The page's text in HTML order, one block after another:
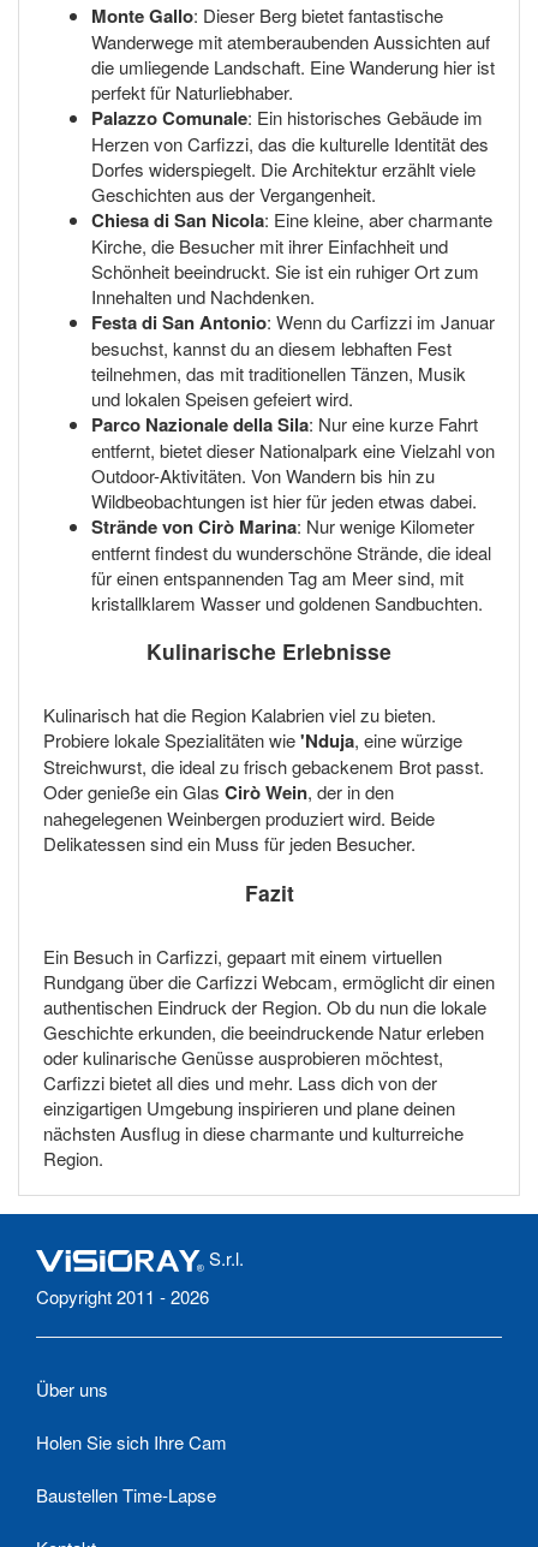
Monte Gallo: Dieser Berg bietet fantastische
Wanderwege mit atemberaubenden Aussichten auf
die umliegende Landschaft. Eine Wanderung hier ist
perfekt für Naturliebhaber.
Palazzo Comunale: Ein historisches Gebäude im
Herzen von Carfizzi, das die kulturelle Identität des
Dorfes widerspiegelt. Die Architektur erzählt viele
Geschichten aus der Vergangenheit.
Chiesa di San Nicola: Eine kleine, aber charmante
Kirche, die Besucher mit ihrer Einfachheit und
Schönheit beeindruckt. Sie ist ein ruhiger Ort zum
Innehalten und Nachdenken.
Festa di San Antonio: Wenn du Carfizzi im Januar
besuchst, kannst du an diesem lebhaften Fest
teilnehmen, das mit traditionellen Tänzen, Musik
und lokalen Speisen gefeiert wird.
Parco Nazionale della Sila: Nur eine kurze Fahrt
entfernt, bietet dieser Nationalpark eine Vielzahl von
Outdoor-Aktivitäten. Von Wandern bis hin zu
Wildbeobachtungen ist hier für jeden etwas dabei.
Strände von Cirò Marina: Nur wenige Kilometer
entfernt findest du wunderschöne Strände, die ideal
für einen entspannenden Tag am Meer sind, mit
kristallklarem Wasser und goldenen Sandbuchten.
Kulinarische Erlebnisse
Kulinarisch hat die Region Kalabrien viel zu bieten.
Probiere lokale Spezialitäten wie'Nduja, eine würzige
Streichwurst, die ideal zu frisch gebackenem Brot passt.
Oder genieße ein Glas Cirò Wein, der in den
nahegelegenen Weinbergen produziert wird. Beide
Delikatessen sind ein Muss für jeden Besucher.
Fazit
Ein Besuch in Carfizzi, gepaart mit einem virtuellen
Rundgang über die Carfizzi Webcam, ermöglicht dir einen
authentischen Eindruck der Region. Ob du nun die lokale
Geschichte erkunden, die beeindruckende Natur erleben
oder kulinarische Genüsse ausprobieren möchtest,
Carfizzi bietet all dies und mehr. Lass dich von der
einzigartigen Umgebung inspirieren und plane deinen
nächsten Ausflug in diese charmante und kulturreiche
Region.
S.r.l.
Copyright 2011 - 2026
Über uns
Holen Sie sich Ihre Cam
Baustellen Time-Lapse